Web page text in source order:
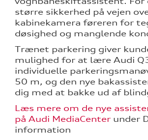
større sikkerhed på vejen
kabinekamera føreren for
døsighed og manglende
Trænet parkering giver
mulighed for at lære Audi
individuelle
50 m, og den nye
dig med at bakke ud af
Læs mere om de nye
på Audi MediaCenter under
information